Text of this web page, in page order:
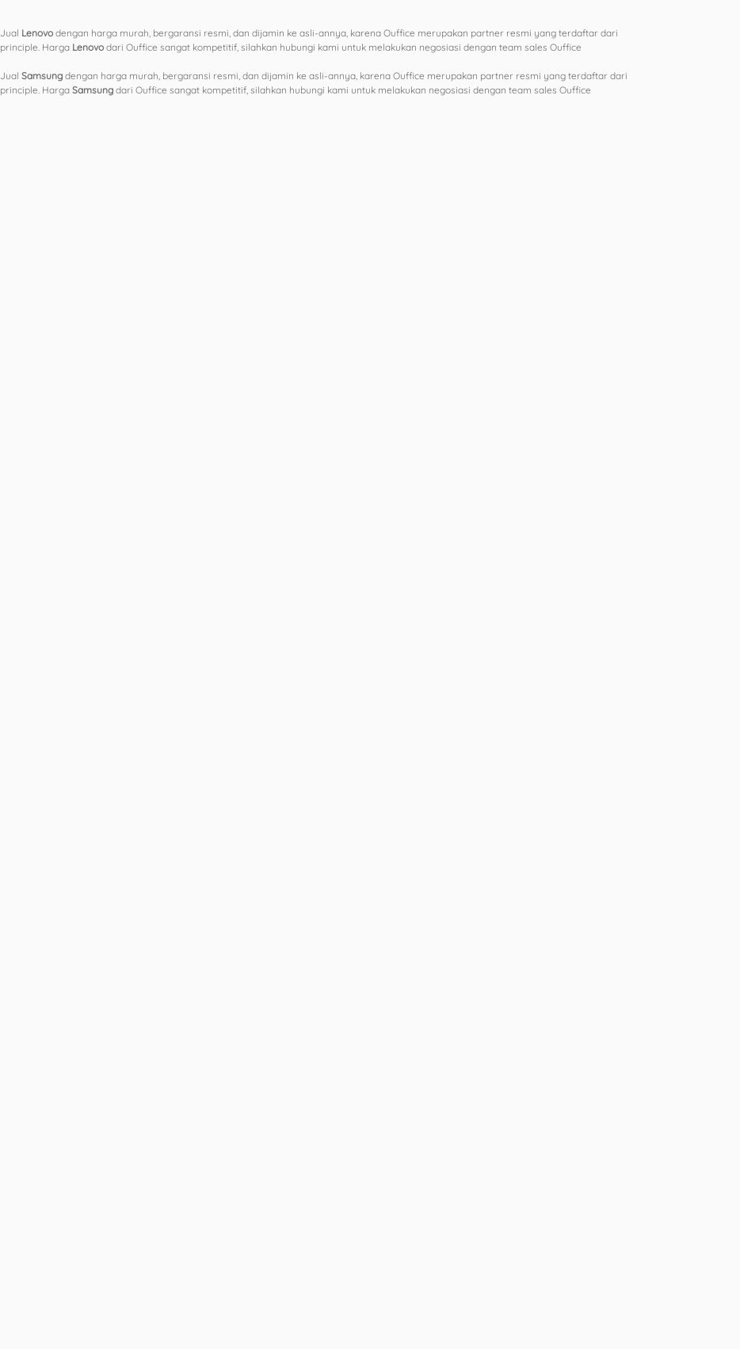
Jual Lenovo dengan harga murah, bergaransi resmi, dan dijamin ke asli-annya, karena Ouffice merupakan partner resmi yang terdaftar dari
principle. Harga Lenovo dari Ouffice sangat kompetitif, silahkan hubungi kami untuk melakukan negosiasi dengan team sales Ouffice
Jual Samsung dengan harga murah, bergaransi resmi, dan dijamin ke asli-annya, karena Ouffice merupakan partner resmi yang terdaftar dari
principle. Harga Samsung dari Ouffice sangat kompetitif, silahkan hubungi kami untuk melakukan negosiasi dengan team sales Ouffice